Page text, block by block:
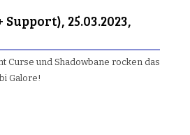
25.03.2023,
Curse und Shadowbane rocken das
Galore!